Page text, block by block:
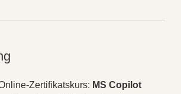
Zertifikatskurs: MS Copilot